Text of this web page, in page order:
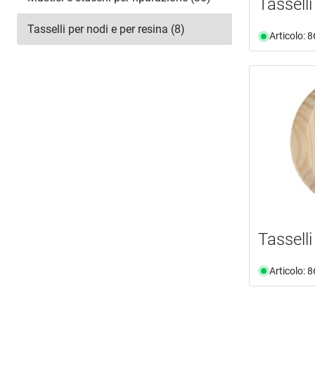
Tasselli per nodi e per resina (8)
Articolo:
Articolo: